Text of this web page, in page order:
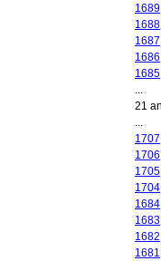
1689
1688
1687
1686
1685
21
1707
1706
1705
1704
1684
1683
1682
1681